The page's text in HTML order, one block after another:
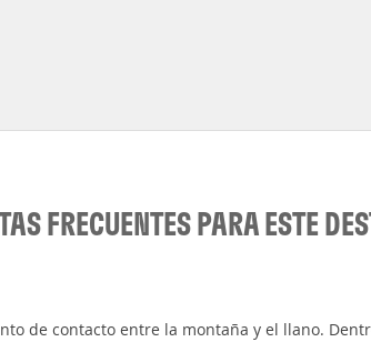
FRECUENTES PARA ESTE
de contacto entre la montaña y el llano.